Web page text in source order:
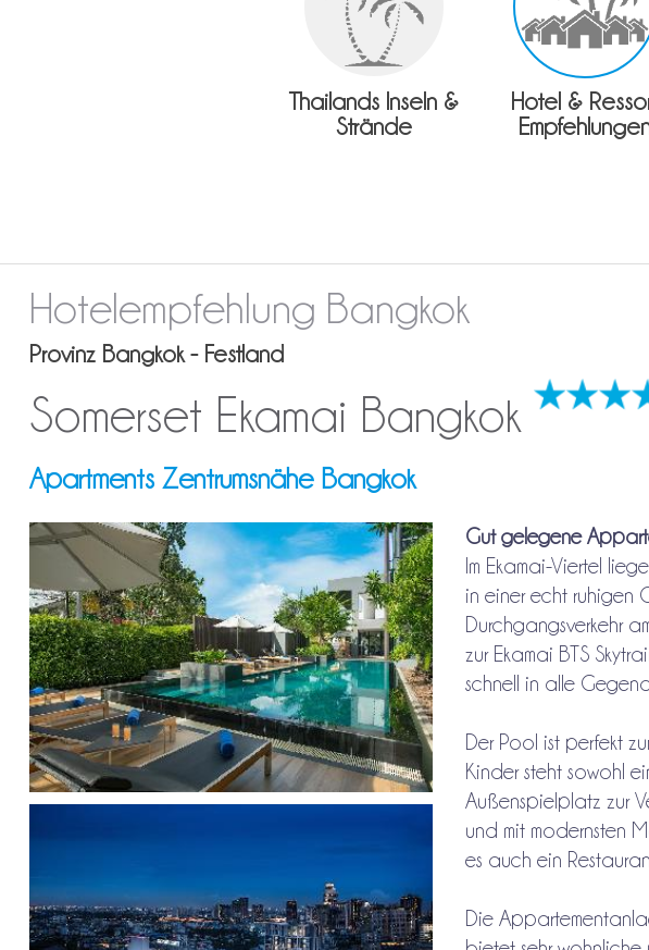
Thailands Inseln &
Strände
Hotel &
Hotelempfehlung Bangkok
Provinz Bangkok - Festland
Somerset Ekamai Bangkok
Apartments Zentrumsnähe Bangkok
Gut gelegene
Im Ekamai-Viertel
in einer echt ruhigen
Durchgangsverkehr
zur Ekamai BTS
schnell in alle
Der Pool ist perfekt
Kinder steht sowohl
Außenspielplatz zur
und mit modernsten
es auch ein
Die